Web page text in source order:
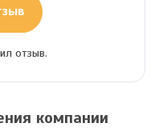
отзыв.
компании